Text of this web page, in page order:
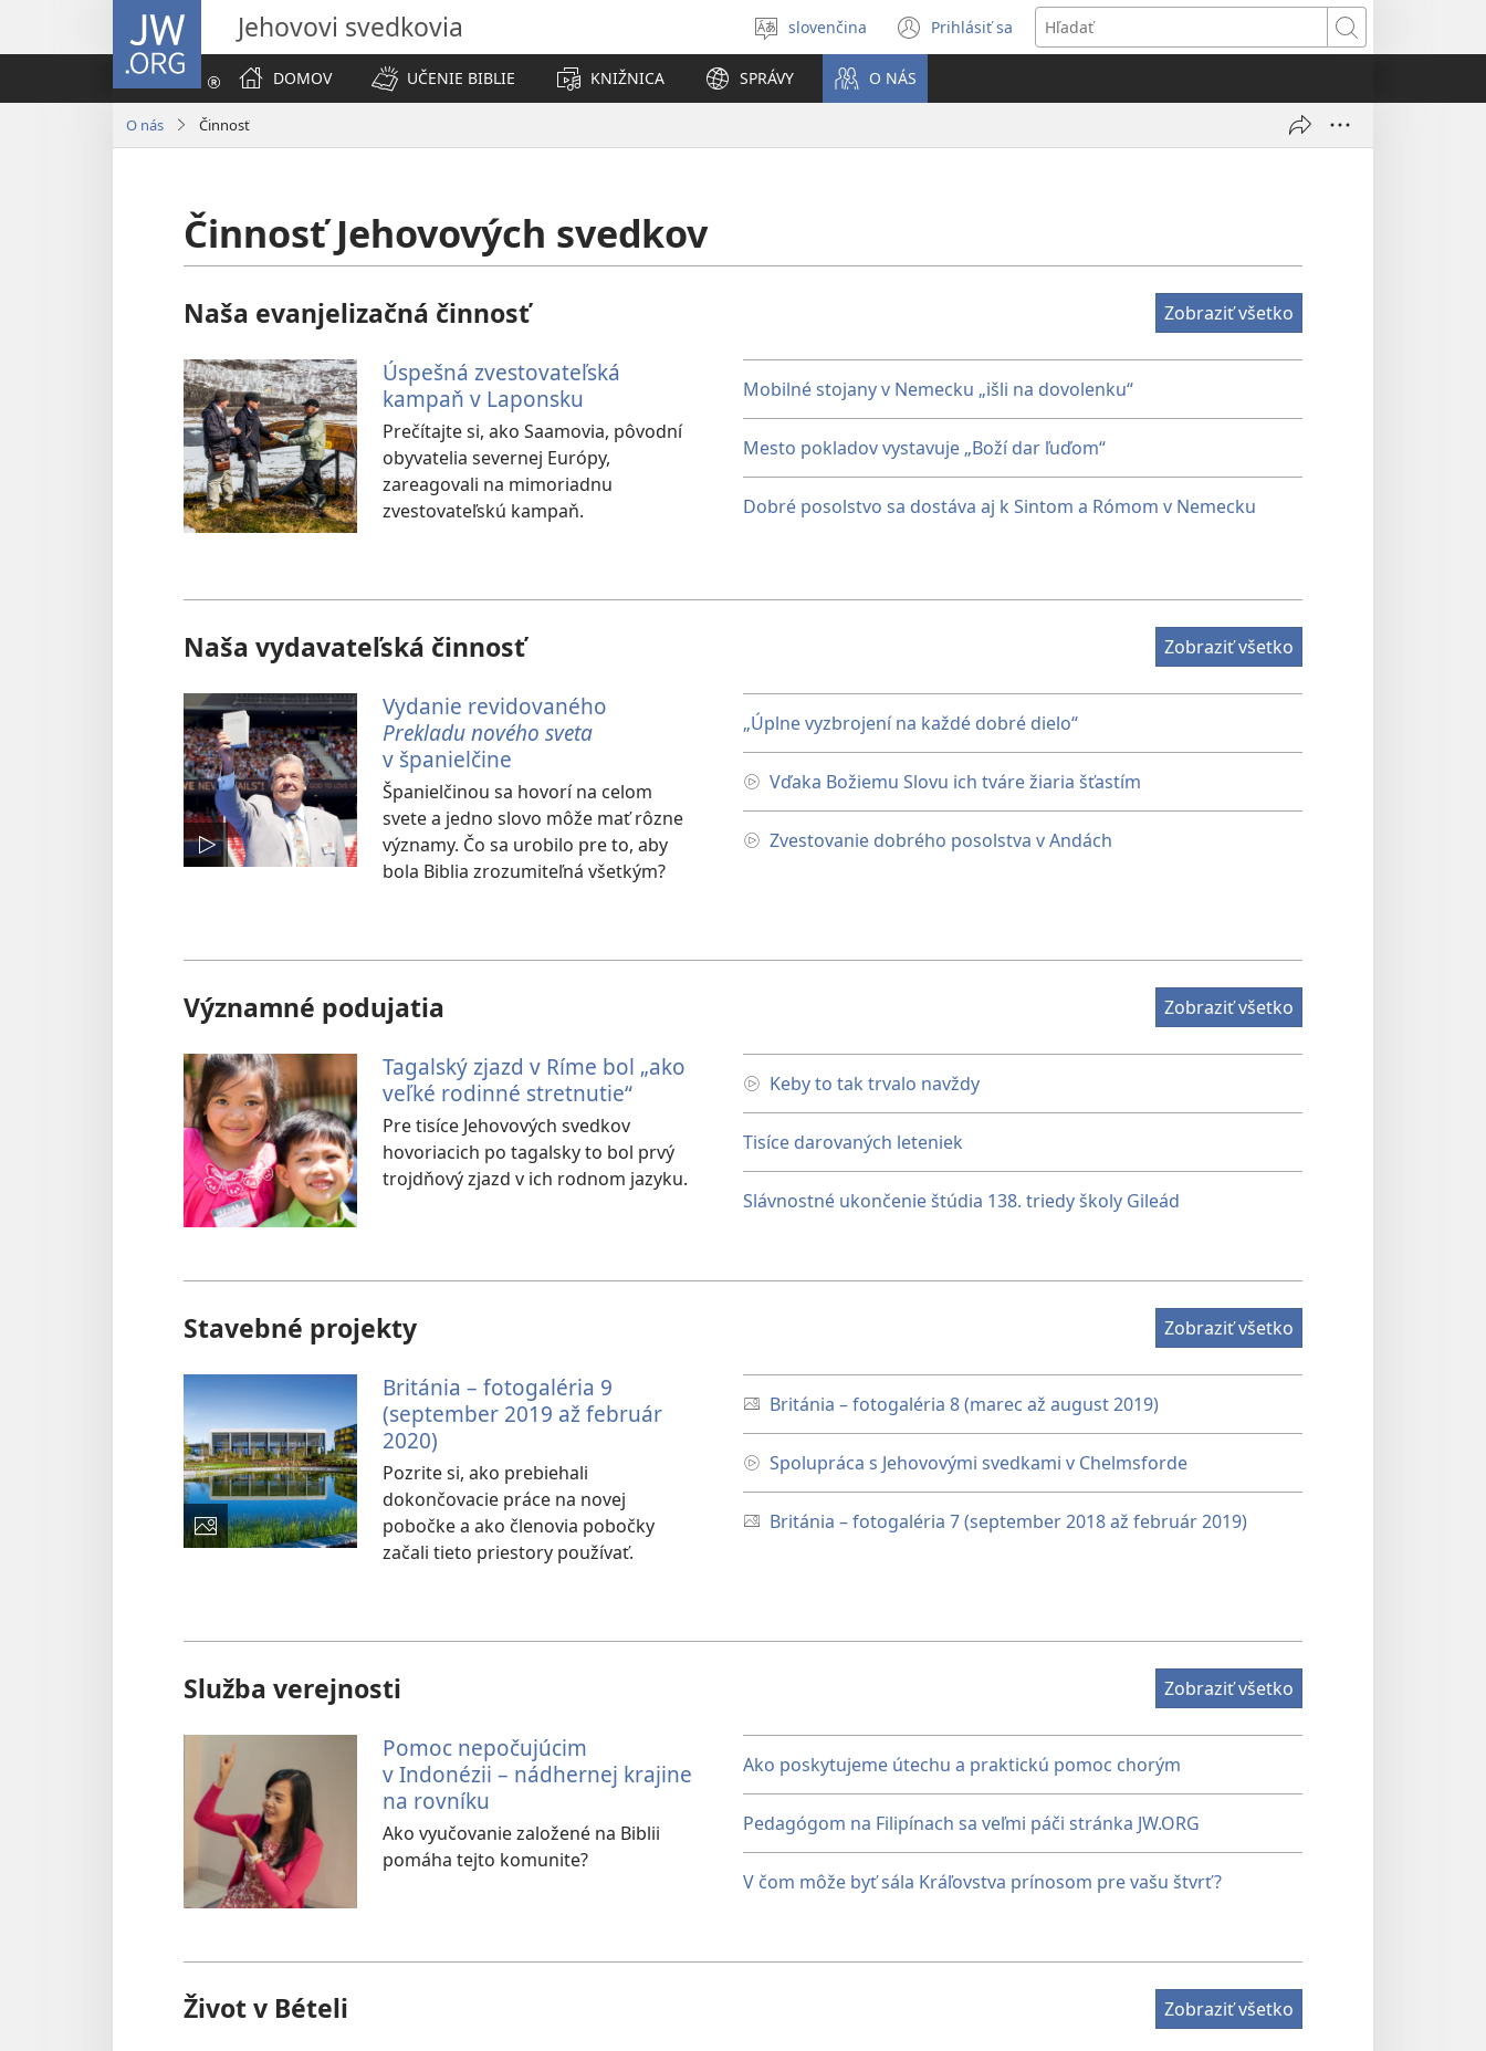
JW.ORG Jehovovi svedkovia
Výber
jazyka
slovenčina Prihlásiť sa
(otvorí
nové
Hľadať
DOMOV
UČENIE BIBLIE KNIŽNICA SPRÁVY O NÁS
O nás Činnosť
Činnosť Jehovových svedkov
Naša evanjelizačná činnosť Zobraziť všetko
Úspešná zvestovateľská
kampaň v Laponsku
Prečítajte si, ako Saamovia, pôvodní
obyvatelia severnej Európy,
zareagovali na mimoriadnu
zvestovateľskú kampaň.
Mobilné stojany v Nemecku „išli na dovolenku“
Mesto pokladov vystavuje „Boží dar ľuďom“
Dobré posolstvo sa dostáva aj k Sintom a Rómom v Nemecku
Naša vydavateľská činnosť Zobraziť všetko
Vydanie revidovaného
Prekladu nového sveta
v španielčine
Španielčinou sa hovorí na celom
svete a jedno slovo môže mať rôzne
významy. Čo sa urobilo pre to, aby
bola Biblia zrozumiteľná všetkým?
„Úplne vyzbrojení na každé dobré dielo“
Vďaka Božiemu Slovu ich tváre žiaria šťastím
Zvestovanie dobrého posolstva v Andách
Významné podujatia Zobraziť všetko
Tagalský zjazd v Ríme bol „ako
veľké rodinné stretnutie“
Pre tisíce Jehovových svedkov
hovoriacich po tagalsky to bol prvý
trojdňový zjazd v ich rodnom jazyku.
Keby to tak trvalo navždy
Tisíce darovaných leteniek
Slávnostné ukončenie štúdia 138. triedy školy Gileád
Stavebné projekty Zobraziť všetko
Británia – fotogaléria 9
(september 2019 až február
2020)
Pozrite si, ako prebiehali
dokončovacie práce na novej
pobočke a ako členovia pobočky
začali tieto priestory používať.
Británia – fotogaléria 8 (marec až august 2019)
Spolupráca s Jehovovými svedkami v Chelmsforde
Británia – fotogaléria 7 (september 2018 až február 2019)
Služba verejnosti Zobraziť všetko
Pomoc nepočujúcim
v Indonézii – nádhernej krajine
na rovníku
Ako vyučovanie založené na Biblii
pomáha tejto komunite?
Ako poskytujeme útechu a praktickú pomoc chorým
Pedagógom na Filipínach sa veľmi páči stránka JW.ORG
V čom môže byť sála Kráľovstva prínosom pre vašu štvrť?
Život v Bételi Zobraziť všetko